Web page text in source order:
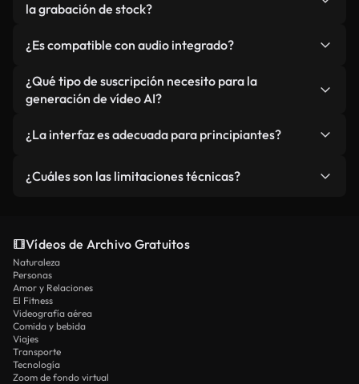
la grabación de stock?
visión creativa exacta, a diferencia de la búsqueda
a través de bibliotecas de stock preexistentes.
ofrece flexibilidad creativa ilimitada y contenido
único, nunca antes visto, sin restricciones de
licencia.
¿Es compatible con audio integrado?
Sí, Seedance 2.0 Mini puede generar audio
sincronizado que coincide naturalmente con el
¿Qué tipo de suscripción necesito para la
generación de vídeo AI?
planes Plus, Pro y Ultimate.Los miembros de Plus
individuales, los miembros de Pro reciben créditos
procesamiento prioritario y de la capacidad
máxima.
¿La interfaz es adecuada para principiantes?
requiere experiencia técnica o edición de video.
¿Cuáles son las limitaciones técnicas?
ocasionalmente requerir intentos de generación
múltiple. Esto representa el estado actual de la
tecnología de vídeo de IA. La gran mayoría de las
escenas funcionan hermosamente en la primera
tentativa con resultados profesionales
inmediatos.
Vídeos de Archivo Gratuitos
Naturaleza
Personas
Amor y Relaciones
El Fitness
Videografía aérea
Comida y bebida
Viajes
Transporte
Tecnología
Zoom de fondo virtual